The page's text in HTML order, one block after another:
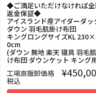
◆ご満足いただけなければ
返金保証◆
アイスランド産アイダーダッ
ダウン 羽毛肌掛け布団
キングロングサイズKL
0cm
(ダウン 無地 楽天 寝具 羽毛
け布団 ダウンケット キング
工場直販卸価格
¥
税込